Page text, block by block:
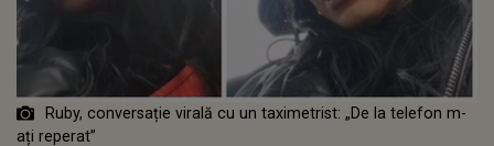
Ruby, conversație virală cu un taximetrist: „De la telefon m-
ați reperat”